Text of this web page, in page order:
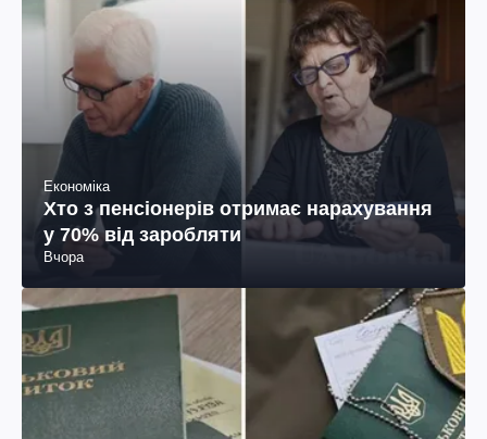
Економіка
Хто з пенсіонерів отримає нарахування
у 70% від заробляти
Вчора